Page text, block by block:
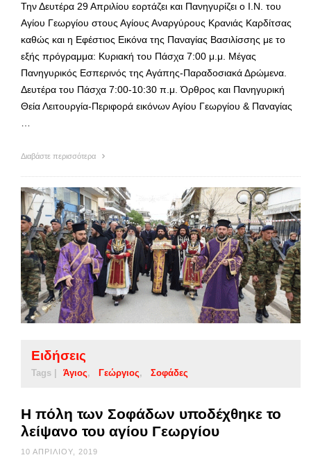
Την Δευτέρα 29 Απριλίου εορτάζει και Πανηγυρίζει ο Ι.Ν. του
Αγίου Γεωργίου στους Αγίους Αναργύρους Κρανιάς Καρδίτσας
καθώς και η Εφέστιος Εικόνα της Παναγίας Βασιλίσσης με το
εξής πρόγραμμα: Κυριακή του Πάσχα 7:00 μ.μ. Μέγας
Πανηγυρικός Εσπερινός της Αγάπης-Παραδοσιακά Δρώμενα.
Δευτέρα του Πάσχα 7:00-10:30 π.μ. Όρθρος και Πανηγυρική
Θεία Λειτουργία-Περιφορά εικόνων Αγίου Γεωργίου & Παναγίας
Διαβάστε περισσότερα
Ειδήσεις
Tags | Άγιος Γεώργιος Σοφάδες
Η πόλη των Σοφάδων υποδέχθηκε το
λείψανο του αγίου Γεωργίου
10 ΑΠΡΙΛΊΟΥ, 2019